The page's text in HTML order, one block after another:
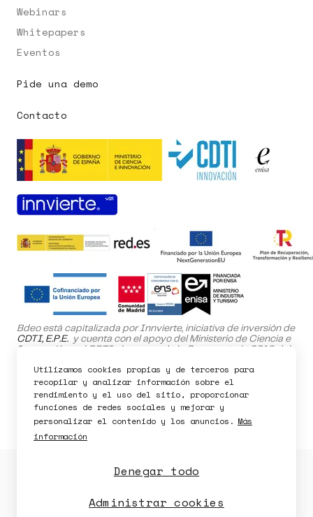
Pedir demo
Webinars
Whitepapers
Eventos
Pide una demo
Contacto
Bdeo está capitalizada por Innvierte, iniciativa de inversión de
CDTI, E.P.E. y cuenta con el apoyo del Ministerio de Ciencia e
Innovación y el CDTI al amparo de la Convocatoria 2019 del
El proyecto SafeHome ha sido cofinanciado por el Fondo
Europeo de Desarrollo Regional (FEDER) dentro del Programa
Operativo de la Comunidad de Madrid 2021-2027.
Política de Privacidad Política de Cookies
Utilizamos cookies propias y de terceros para
recopilar y analizar información sobre el
rendimiento y el uso del sitio, proporcionar
funciones de redes sociales y mejorar y
personalizar el contenido y los anuncios. Más
información
Denegar todo
Administrar cookies